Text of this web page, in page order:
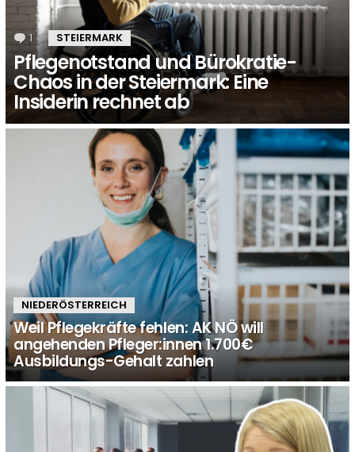
1 Kommentar
STEIERMARK
Pflegenotstand und Bürokratie-
Chaos in der Steiermark: Eine
Insiderin rechnet ab
NIEDERÖSTERREICH
Weil Pflegekräfte fehlen: AK NÖ will
angehenden Pfleger:innen 1.700€
Ausbildungs-Gehalt zahlen